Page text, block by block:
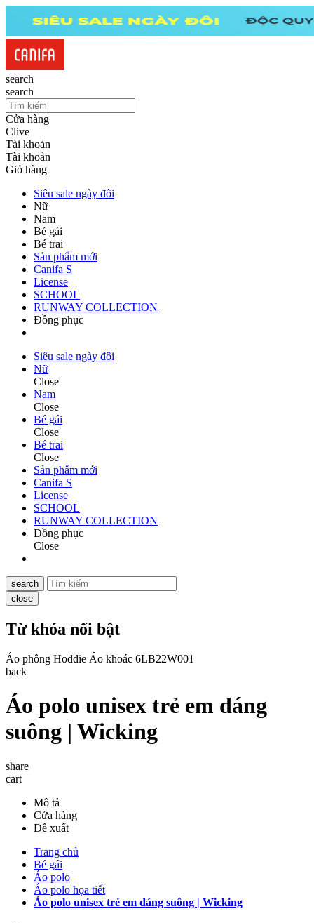
search
search
Cửa hàng
Clive
Tài khoản
Tài khoản
Giỏ hàng
Siêu sale ngày đôi
Nữ
Nam
Bé gái
Bé trai
Sản phẩm mới
Canifa S
License
SCHOOL
RUNWAY COLLECTION
Đồng phục
Siêu sale ngày đôi
Nữ
Close
Nam
Close
Bé gái
Close
Bé trai
Close
Sản phẩm mới
Canifa S
License
SCHOOL
RUNWAY COLLECTION
Đồng phục
Close
search
close
Từ khóa nổi bật
Áo phông Hoddie Áo khoác 6LB22W001
back
Áo polo unisex trẻ em dáng
suông | Wicking
share
cart
Mô tả
Cửa hàng
Đề xuất
Trang chủ
Bé gái
Áo polo
Áo polo họa tiết
Áo polo unisex trẻ em dáng suông | Wicking